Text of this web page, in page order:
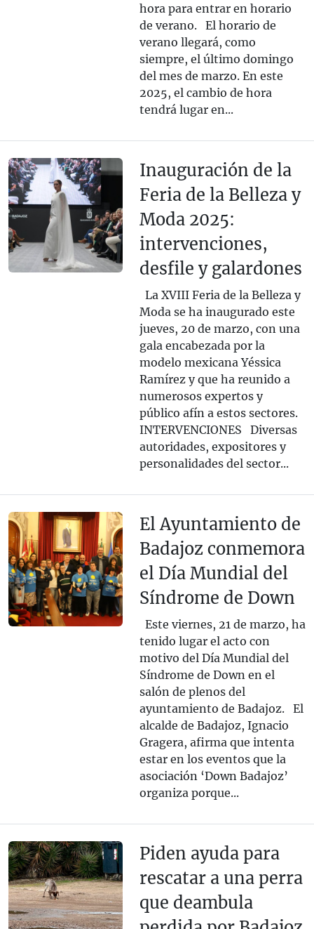
hora para entrar en horario
de verano. El horario de
verano llegará, como
siempre, el último domingo
del mes de marzo. En este
2025, el cambio de hora
tendrá lugar en...
Inauguración de la
Feria de la Belleza y
Moda 2025:
intervenciones,
desfile y galardones
La XVIII Feria de la Belleza y
Moda se ha inaugurado este
jueves, 20 de marzo, con una
gala encabezada por la
modelo mexicana Yéssica
Ramírez y que ha reunido a
numerosos expertos y
público afín a estos sectores.
INTERVENCIONES Diversas
autoridades, expositores y
personalidades del sector...
El Ayuntamiento de
Badajoz conmemora
el Día Mundial del
Síndrome de Down
Este viernes, 21 de marzo, ha
tenido lugar el acto con
motivo del Día Mundial del
Síndrome de Down en el
salón de plenos del
ayuntamiento de Badajoz. El
alcalde de Badajoz, Ignacio
Gragera, afirma que intenta
estar en los eventos que la
asociación ‘Down Badajoz’
organiza porque...
Piden ayuda para
rescatar a una perra
que deambula